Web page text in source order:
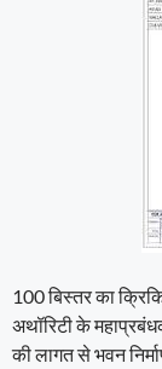
100 बिस्तर का
अथॉरिटी के
की लागत से भवन